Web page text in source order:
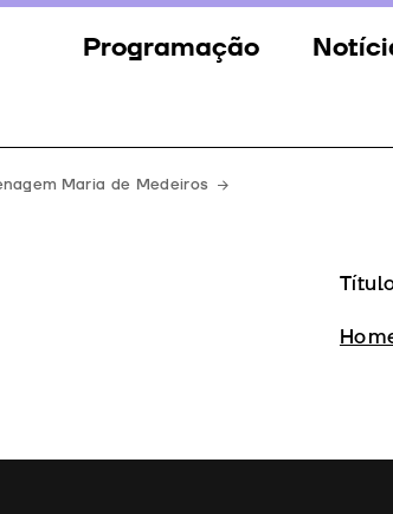
Programação
Eventos
Maria de Medeiros